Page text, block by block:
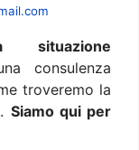
consulenza
troveremo la
Siamo qui per